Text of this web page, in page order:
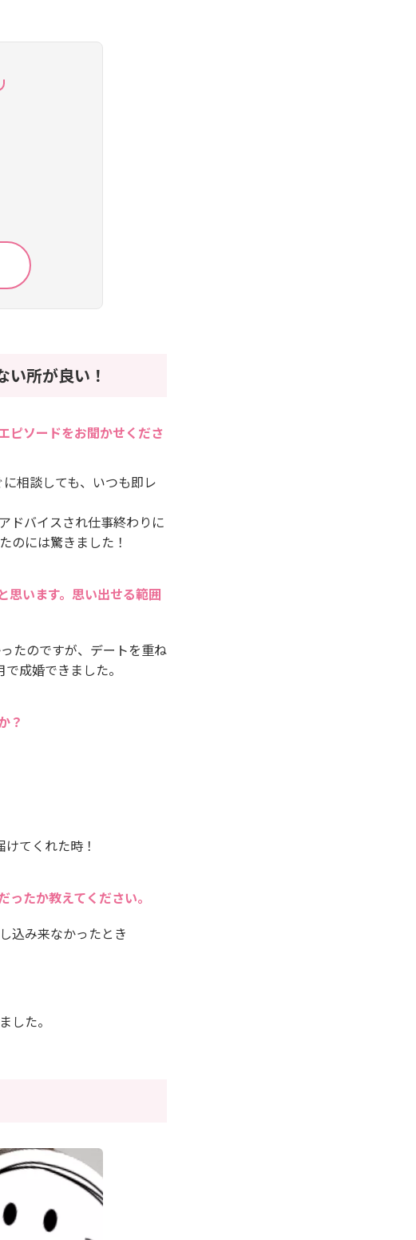
所が良い！
ピソードをお聞かせくださ
相談しても、いつも即レ
ドバイスされ仕事終わりに
のには驚きました！
思います。思い出せる範囲
たのですが、デートを重ね
成婚できました。
？
てくれた時！
たか教えてください。
込み来なかったとき
した。